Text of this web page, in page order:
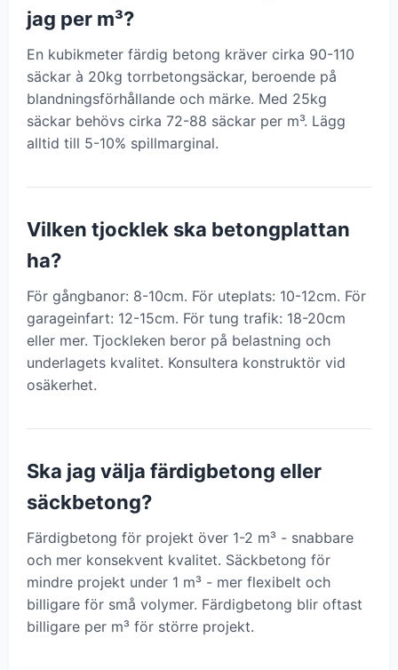
jag per m³?
En kubikmeter färdig betong kräver cirka 90-110
säckar à 20kg torrbetongsäckar, beroende på
blandningsförhållande och märke. Med 25kg
säckar behövs cirka 72-88 säckar per m³. Lägg
alltid till 5-10% spillmarginal.
Vilken tjocklek ska betongplattan
ha?
För gångbanor: 8-10cm. För uteplats: 10-12cm. För
garageinfart: 12-15cm. För tung trafik: 18-20cm
eller mer. Tjockleken beror på belastning och
underlagets kvalitet. Konsultera konstruktör vid
osäkerhet.
Ska jag välja färdigbetong eller
säckbetong?
Färdigbetong för projekt över 1-2 m³ - snabbare
och mer konsekvent kvalitet. Säckbetong för
mindre projekt under 1 m³ - mer flexibelt och
billigare för små volymer. Färdigbetong blir oftast
billigare per m³ för större projekt.